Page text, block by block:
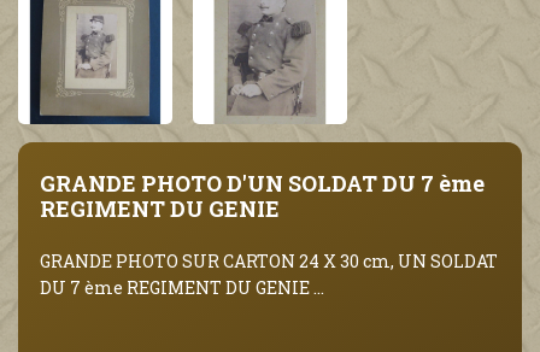
GRANDE PHOTO D'UN SOLDAT DU 7 ème
REGIMENT DU GENIE
GRANDE PHOTO SUR CARTON 24 X 30 cm, UN SOLDAT
DU 7 ème REGIMENT DU GENIE ...